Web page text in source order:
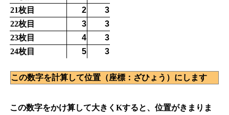
21枚目
2
3
22枚目
3
3
23枚目
4
3
24枚目
5 3
この数字を計算して位置（座標：ざひょう）にします
この数字をかけ算して大きくKすると、位置がきまりま